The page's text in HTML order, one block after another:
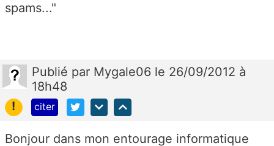
spams..."
Publié par Mygale06 le 26/09/2012 à
18h48
!
citer
Bonjour dans mon entourage informatique